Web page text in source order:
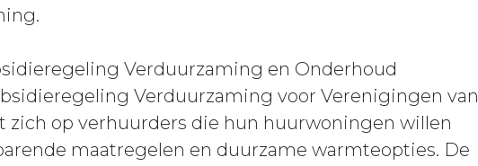
Verduurzaming en Onderhoud
Verduurzaming voor Verenigingen van
zich op verhuurders die hun huurwoningen willen
maatregelen en duurzame warmteopties. De